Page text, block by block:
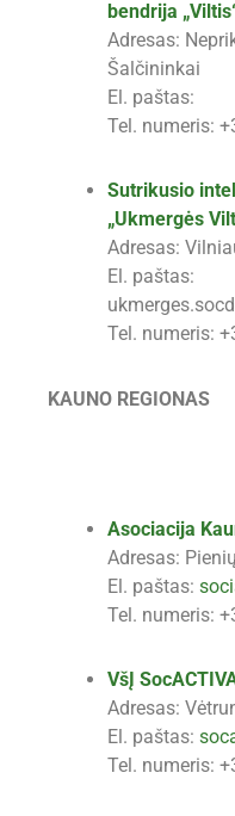
bendrija
Adresas:
Šalčininkai
El. paštas:
Tel. numeris:
Sutrikusio
„Ukmergės
Adresas:
El. paštas:
Tel. numeris:
KAUNO REGIONAS
Asociacija
Adresas:
El. paštas:
Tel. numeris:
VšĮ
Adresas:
El. paštas:
Tel. numeris: